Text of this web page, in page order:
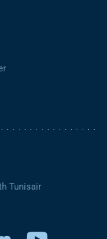
Tunisair